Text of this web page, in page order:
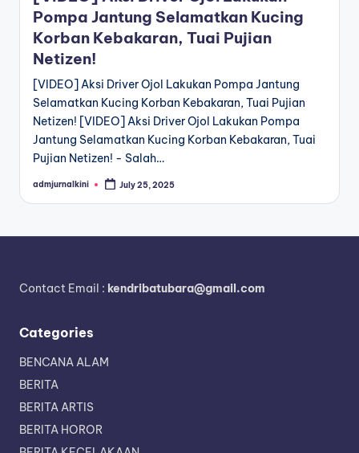
Pompa Jantung Selamatkan Kucing
Korban Kebakaran, Tuai Pujian
Netizen!
[VIDEO] Aksi Driver Ojol Lakukan Pompa Jantung
Selamatkan Kucing Korban Kebakaran, Tuai Pujian
Netizen! [VIDEO] Aksi Driver Ojol Lakukan Pompa
Jantung Selamatkan Kucing Korban Kebakaran, Tuai
Pujian Netizen! - Salah…
Posted
admjurnalkini July 25, 2025
Contact Email : kendribatubara@gmail.com
Categories
BENCANA ALAM
BERITA
BERITA ARTIS
BERITA HOROR